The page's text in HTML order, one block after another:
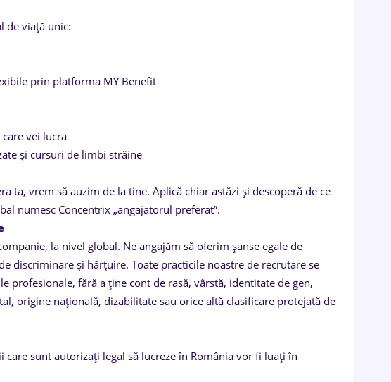
de viață unic:
prin platforma MY Benefit
vei lucra
și cursuri de limbi străine
ta, vrem să auzim de la tine. Aplică chiar astăzi și descoperă de ce
numesc Concentrix „angajatorul preferat”.
la nivel global. Ne angajăm să oferim șanse egale de
discriminare și hărțuire. Toate practicile noastre de recrutare se
profesionale, fără a ține cont de rasă, vârstă, identitate de gen,
origine națională, dizabilitate sau orice altă clasificare protejată de
sunt autorizați legal să lucreze în România vor fi luați în